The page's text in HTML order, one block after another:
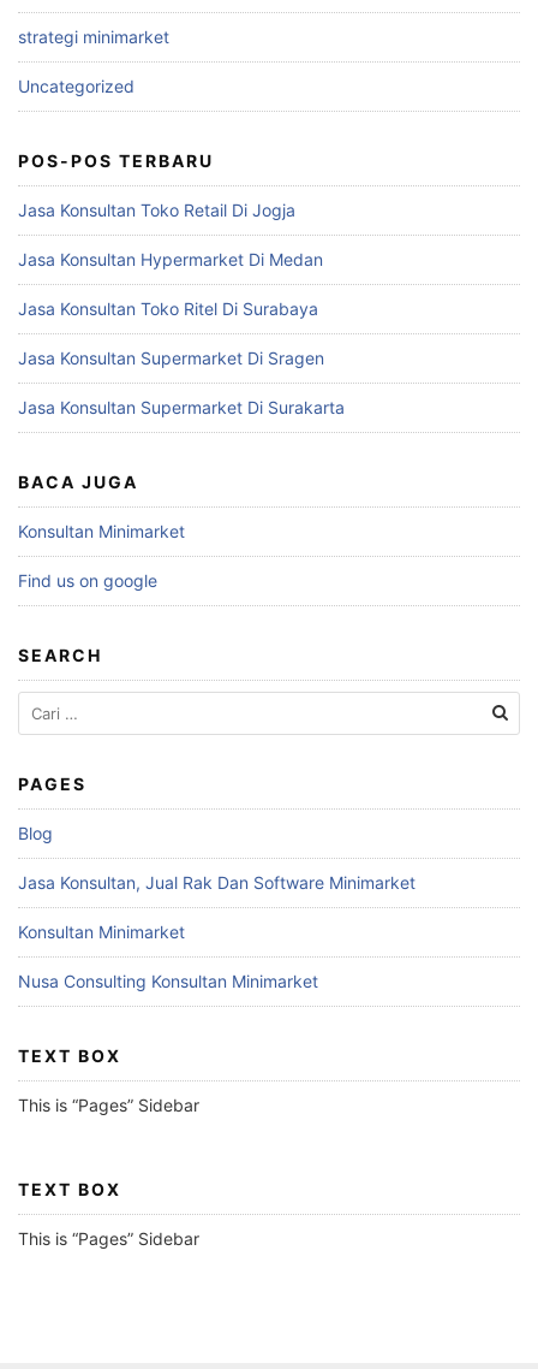
strategi minimarket
Uncategorized
POS-POS TERBARU
Jasa Konsultan Toko Retail Di Jogja
Jasa Konsultan Hypermarket Di Medan
Jasa Konsultan Toko Ritel Di Surabaya
Jasa Konsultan Supermarket Di Sragen
Jasa Konsultan Supermarket Di Surakarta
BACA JUGA
Konsultan Minimarket
Find us on google
SEARCH
Cari
untuk:
PAGES
Blog
Jasa Konsultan, Jual Rak Dan Software Minimarket
Konsultan Minimarket
Nusa Consulting Konsultan Minimarket
TEXT BOX
This is “Pages” Sidebar
TEXT BOX
This is “Pages” Sidebar